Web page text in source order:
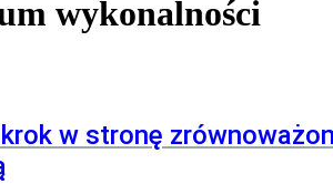
wykonalności
w stronę